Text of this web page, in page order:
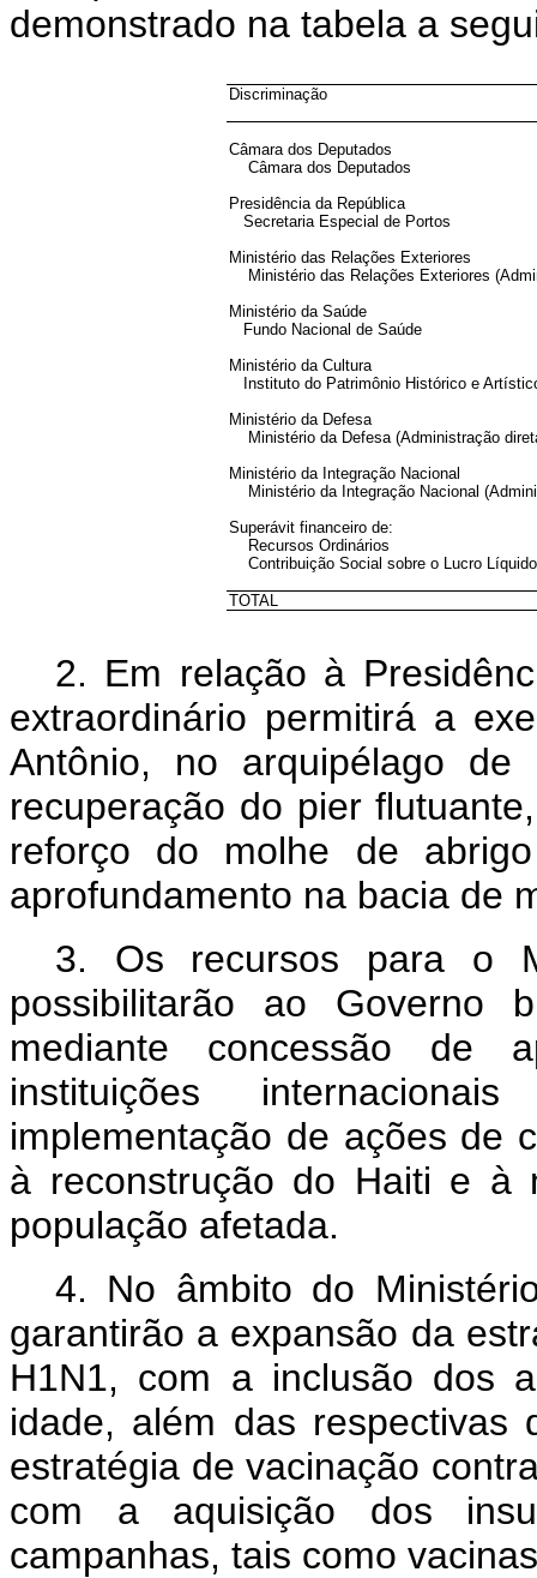
demonstrado na tabela a
Discriminação
Câmara dos Deputados
Câmara dos Deputados
Presidência da República
Secretaria Especial de Portos
Ministério das Relações Exteriores
Ministério das Relações Exteriores
Ministério da Saúde
Fundo Nacional de Saúde
Ministério da Cultura
Instituto do Patrimônio Histórico e
Ministério da Defesa
Ministério da Defesa (Administração
Ministério da Integração Nacional
Ministério da Integração Nacional
Superávit financeiro de:
Recursos Ordinários
Contribuição Social sobre o Lucro
TOTAL
2. Em relação à
extraordinário permitirá a
Antônio, no arquipélago
recuperação do pier
reforço do molhe de
aprofundamento na bacia de
3. Os recursos para o
possibilitarão ao Governo
mediante concessão de
instituições
implementação de ações de
à reconstrução do Haiti e à
população afetada.
4. No âmbito do
garantirão a expansão da
H1N1, com a inclusão dos
idade, além das
estratégia de vacinação
com a aquisição dos
campanhas, tais como